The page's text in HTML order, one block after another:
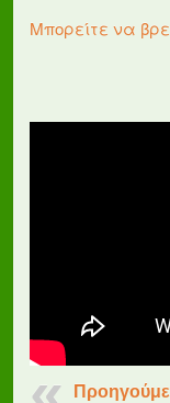
Μπορείτε να